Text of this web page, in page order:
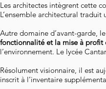
Les architectes intègrent cette
L’ensemble architectural
Autre domaine d’avant-garde,
fonctionnalité et la mise à profit
l’environnement. Le lycée
Résolument visionnaire, il est
inscrit à l’inventaire